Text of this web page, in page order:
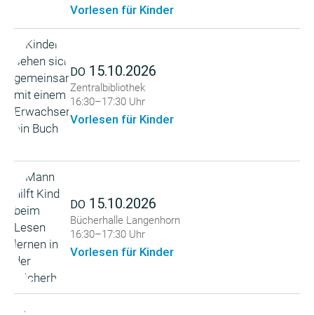
Vorlesen für Kinder
DO 15.10.2026
Zentralbibliothek
16:30–17:30 Uhr
Vorlesen für Kinder
DO 15.10.2026
Bücherhalle Langenhorn
16:30–17:30 Uhr
Vorlesen für Kinder